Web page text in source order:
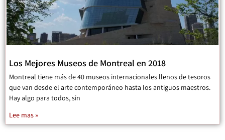
Los Mejores Museos de Montreal en 2018
Montreal tiene más de 40 museos internacionales llenos de tesoros
que van desde el arte contemporáneo hasta los antiguos maestros.
Hay algo para todos, sin
Lee mas »